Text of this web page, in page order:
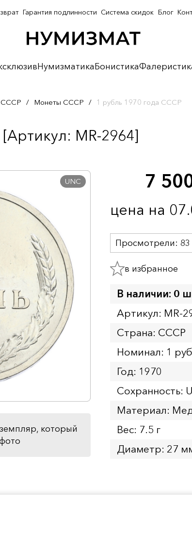
НумизматикаБонистика
Гарантия подлинности Система скидок Блог
СССР / Монеты СССР / 1 рубль 1970 года СССР
MR-2964]
UNC
который
7
цена на
Просмотрели: 83
в избранное
В наличии: 0
Артикул: MR-
Страна: СССР
Номинал: 1
Год: 1970
Сохранность:
Материал:
Вес: 7.5 г
Диаметр: 27